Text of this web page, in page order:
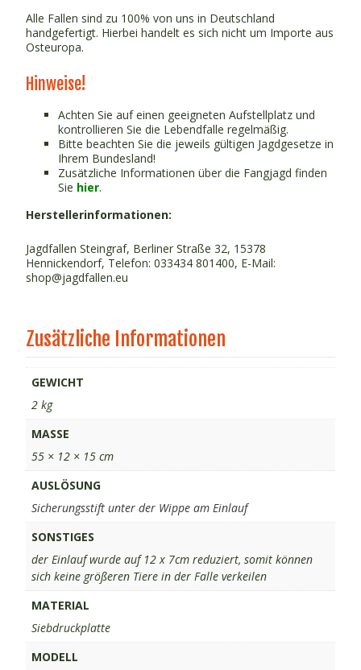
Alle Fallen sind zu 100% von uns in Deutschland
handgefertigt. Hierbei handelt es sich nicht um Importe aus
Osteuropa.
Hinweise!
Achten Sie auf einen geeigneten Aufstellplatz und
kontrollieren Sie die Lebendfalle regelmäßig.
Bitte beachten Sie die jeweils gültigen Jagdgesetze in
Ihrem Bundesland!
Zusätzliche Informationen über die Fangjagd finden
Sie hier.
Herstellerinformationen:
Jagdfallen Steingraf, Berliner Straße 32, 15378
Hennickendorf, Telefon: 033434 801400, E-Mail:
shop@jagdfallen.eu
Zusätzliche Informationen
GEWICHT
2 kg
MASSE
55 × 12 × 15 cm
AUSLÖSUNG
Sicherungsstift unter der Wippe am Einlauf
SONSTIGES
der Einlauf wurde auf 12 x 7cm reduziert, somit können
sich keine größeren Tiere in der Falle verkeilen
MATERIAL
Siebdruckplatte
MODELL